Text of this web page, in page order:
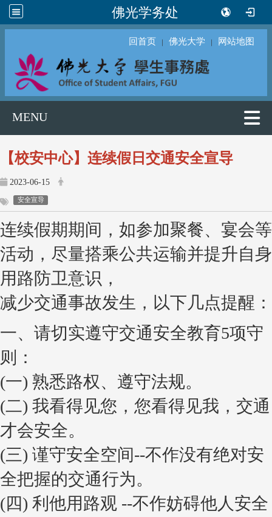
佛光学务处
回首页 ｜ 佛光大学 ｜ 网站地图
MENU
【校安中心】连续假日交通安全宣导
2023-06-15
安全宣导
连续假期期间，如参加聚餐、宴会等
活动，尽量搭乘公共运输并提升自身
用路防卫意识，
减少交通事故发生，以下几点提醒：
一、请切实遵守交通安全教育5项守
则：
(一) 熟悉路权、遵守法规。
(二) 我看得见您，您看得见我，交通
才会安全。
(三) 谨守安全空间--不作没有绝对安
全把握的交通行为。
(四) 利他用路观 --不作妨碍他人安全